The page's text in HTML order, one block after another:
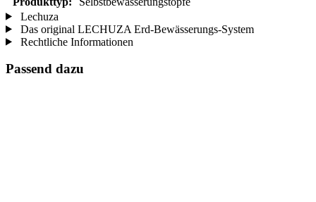
Lechuza
Das original LECHUZA Erd-Bewässerungs-System
Rechtliche Informationen
Passend dazu